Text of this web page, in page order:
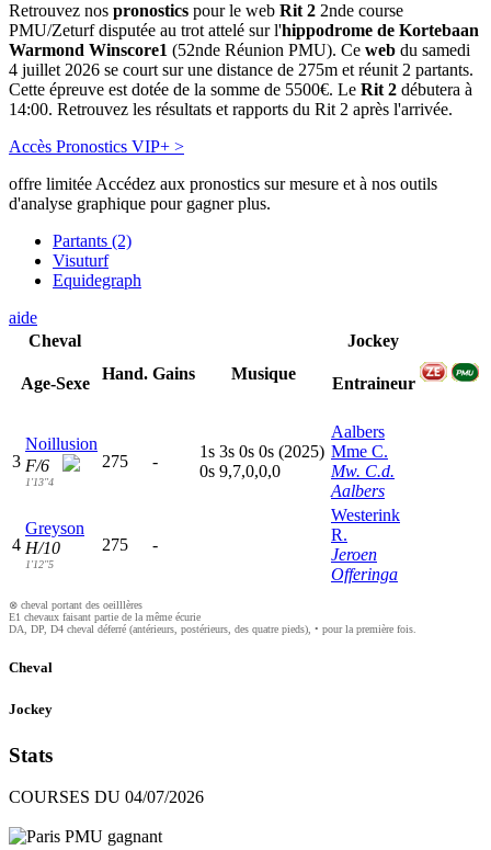
Retrouvez nos pronostics pour le web Rit 2 2nde course
PMU/Zeturf disputée au trot attelé sur l'hippodrome de Kortebaan
Warmond Winscore1 (52nde Réunion PMU). Ce web du samedi
4 juillet 2026 se court sur une distance de 275m et réunit 2 partants.
Cette épreuve est dotée de la somme de 5500€. Le Rit 2 débutera à
14:00. Retrouvez les résultats et rapports du Rit 2 après l'arrivée.
Accès Pronostics VIP+ >
offre limitée Accédez aux pronostics sur mesure et à nos outils
d'analyse graphique pour gagner plus.
Partants (2)
Visuturf
Equidegraph
aide
Cheval
Age-Sexe
Hand. Gains Musique
Jockey
Entraineur
3
Noillusion
F/6
1'13"4
275 -
1s 3s 0s 0s (2025)
0s 9,7,0,0,0
Aalbers
Mme C.
Mw. C.d.
Aalbers
4
Greyson
H/10
1'12"5
275 -
Westerink
R.
Jeroen
Offeringa
⊗ cheval portant des oeilllères
E1 chevaux faisant partie de la même écurie
DA, DP, D4 cheval déferré (antérieurs, postérieurs, des quatre pieds), • pour la première fois.
Cheval
Jockey
Stats
COURSES DU 04/07/2026